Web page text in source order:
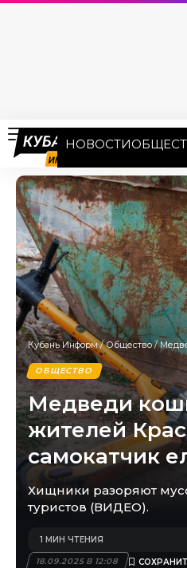
НОВОСТИ
Кубань Информ/Общество/Медведи
ОБЩЕСТВО
Медведи
жителей
самокатчик
Хищники разоряют
туристов (ВИДЕО).
18.09.2025 В 12:08
1 МИН ЧТЕНИЯ